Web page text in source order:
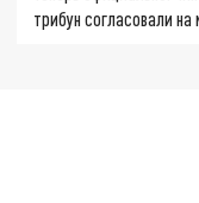
трибун согласовали на